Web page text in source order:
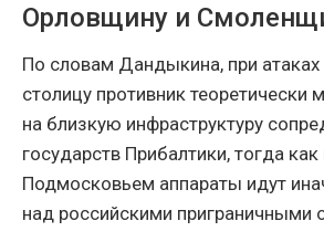
Орловщину и
По словам Дандыкина, при
столицу противник теоретически
на близкую инфраструктуру
государств Прибалтики, тогда как
Подмосковьем аппараты идут
над российскими приграничными